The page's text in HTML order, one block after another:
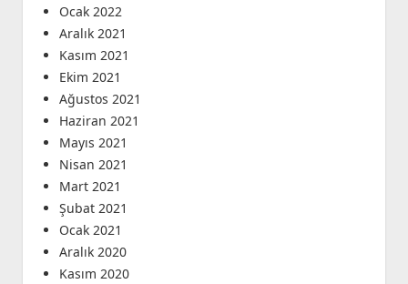
Ocak 2022
Aralık 2021
Kasım 2021
Ekim 2021
Ağustos 2021
Haziran 2021
Mayıs 2021
Nisan 2021
Mart 2021
Şubat 2021
Ocak 2021
Aralık 2020
Kasım 2020